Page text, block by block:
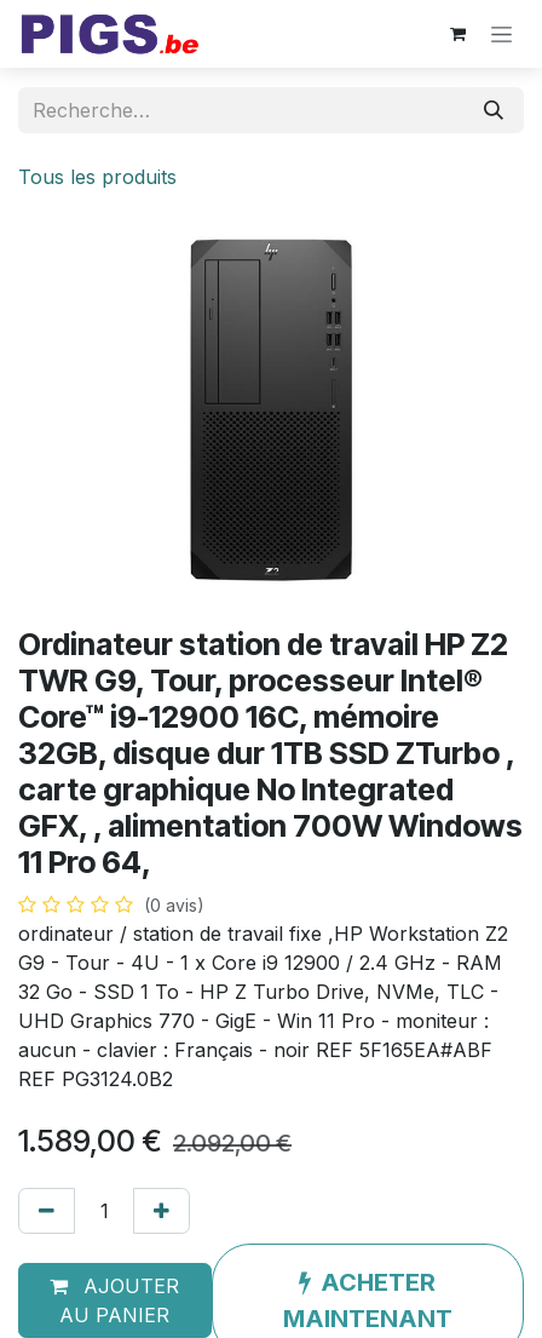
Se rendre au contenu
Tous les produits
Ordinateur station de travail HP Z2
TWR G9, Tour, processeur Intel®
Core™ i9-12900 16C, mémoire
32GB, disque dur 1TB SSD ZTurbo ,
carte graphique No Integrated
GFX, , alimentation 700W Windows
11 Pro 64,
(0 avis)
ordinateur / station de travail fixe ,HP Workstation Z2
G9 - Tour - 4U - 1 x Core i9 12900 / 2.4 GHz - RAM
32 Go - SSD 1 To - HP Z Turbo Drive, NVMe, TLC -
UHD Graphics 770 - GigE - Win 11 Pro - moniteur :
aucun - clavier : Français - noir REF 5F165EA#ABF
REF PG3124.0B2
1.589,00 € 2.092,00€
AJOUTER
AU PANIER
ACHETER
MAINTENANT